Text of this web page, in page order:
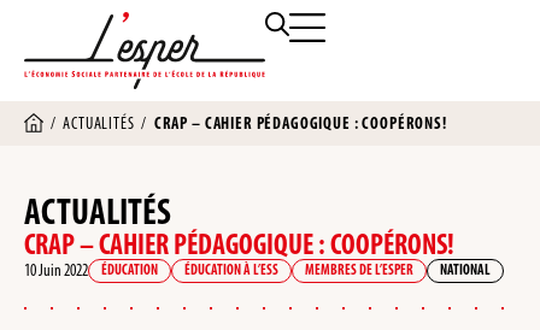
/ACTUALITÉS / CRAP – CAHIER PÉDAGOGIQUE : COOPÉRONS!
ACTUALITÉS
CRAP – CAHIER PÉDAGOGIQUE : COOPÉRONS!
10 Juin 2022 ÉDUCATION ÉDUCATION À L’ESS MEMBRES DE L’ESPER NATIONAL